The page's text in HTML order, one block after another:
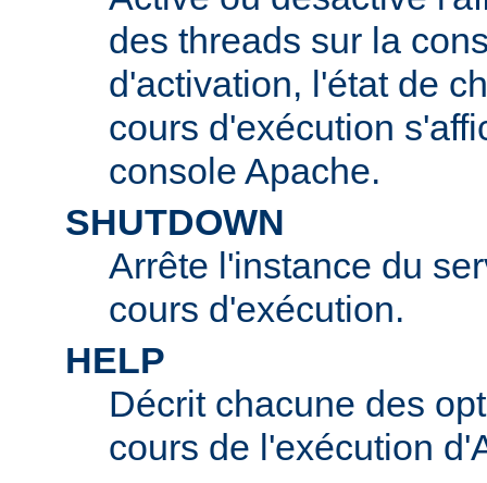
des threads sur la
d'activation, l'état de
cours d'exécution
console Apache.
SHUTDOWN
Arrête l'instance du
cours d'exécution.
HELP
Décrit chacune des
cours de l'exécution